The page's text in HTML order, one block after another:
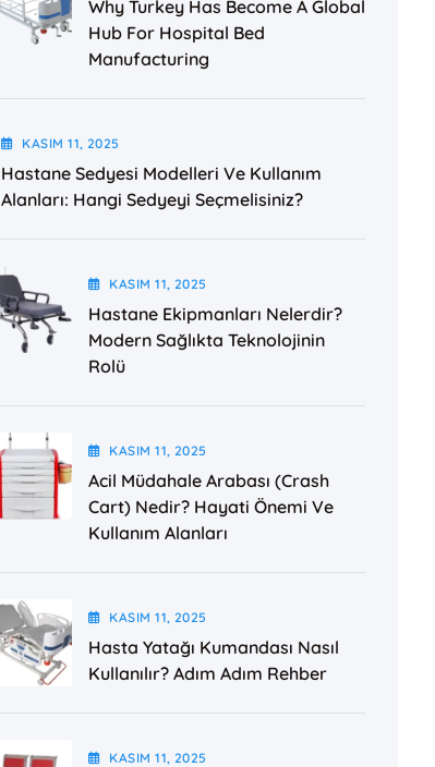
Why Turkey Has Become A Global
Hub For Hospital Bed
Manufacturing
KASIM11, 2025
Hastane Sedyesi Modelleri Ve Kullanım
Alanları: Hangi Sedyeyi Seçmelisiniz?
KASIM11, 2025
Hastane Ekipmanları Nelerdir?
Modern Sağlıkta Teknolojinin
Rolü
KASIM11, 2025
Acil Müdahale Arabası (Crash
Cart) Nedir? Hayati Önemi Ve
Kullanım Alanları
KASIM11, 2025
Hasta Yatağı Kumandası Nasıl
Kullanılır? Adım Adım Rehber
KASIM11, 2025